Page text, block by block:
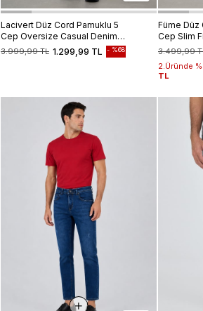
Lacivert Düz Cord Pamuklu 5
Cep Oversize Casual Denim
Pantolon 1023245156
1.299,99 TL
3.999,99 TL %68
Füme Düz
Cep Slim
Pantolon
3.499,99
2.Üründe
TL